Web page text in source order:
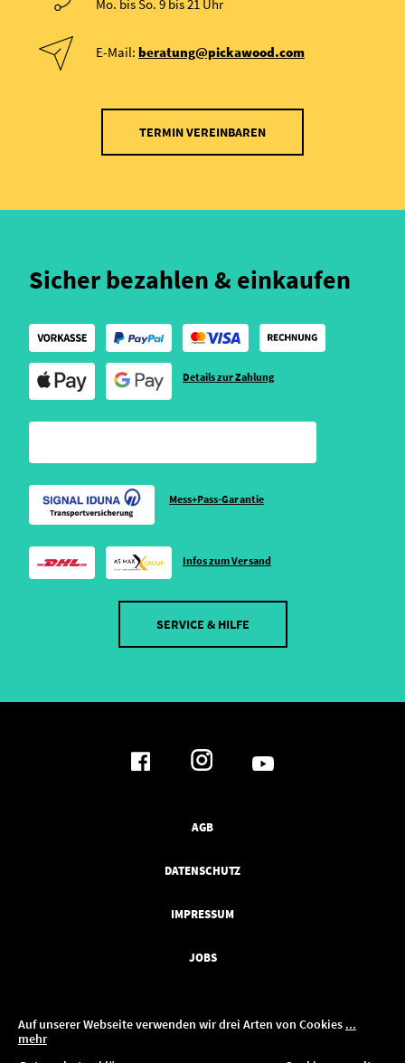
Auf unserer Webseite verwenden wir drei Arten von Cookies ...
mehr
Mo. bis So. 9 bis 21 Uhr
E-Mail: beratung@pickawood.com
TERMIN VEREINBAREN
Sicher bezahlen & einkaufen
Details zur Zahlung
Mess+Pass-Garantie
Infos zum Versand
SERVICE & HILFE
AGB
DATENSCHUTZ
IMPRESSUM
JOBS